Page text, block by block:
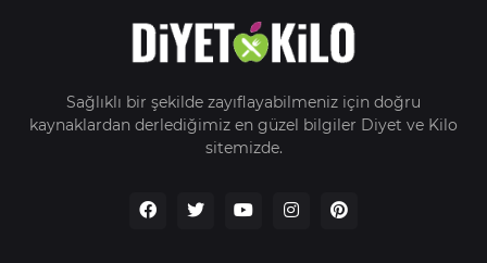
Sağlıklı bir şekilde zayıflayabilmeniz için doğru
kaynaklardan derlediğimiz en güzel bilgiler Diyet ve Kilo
sitemizde.